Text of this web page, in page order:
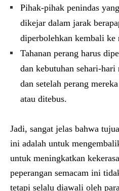
Pihak-pihak penindas
dikejar dalam jarak
diperbolehkan kembali ke
Tahanan perang harus
dan kebutuhan sehari-
dan setelah perang
atau ditebus.
Jadi, sangat jelas bahwa
ini adalah untuk
untuk meningkatkan
peperangan semacam ini
tetapi selalu diawali oleh